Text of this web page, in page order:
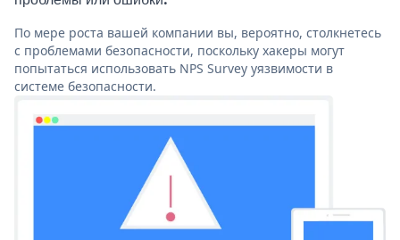
По мере роста вашей компании вы, вероятно, столкнетесь
с проблемами безопасности, поскольку хакеры могут
попытаться использовать NPS Survey уязвимости в
системе безопасности.